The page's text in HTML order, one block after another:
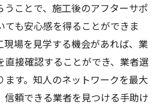
うことで、施工後のアフターサポ
ても安心感を得ることができま
現場を見学する機会があれば、業
直接確認することができ、業者選
ます。知人のネットワークを最大
信頼できる業者を見つける手助け